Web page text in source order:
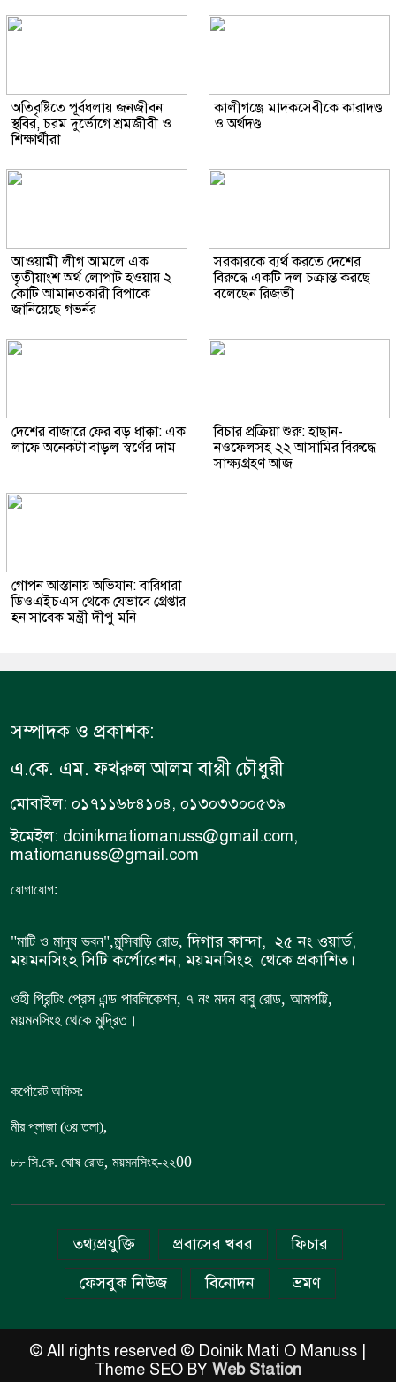
অতিবৃষ্টিতে পূর্বধলায় জনজীবন
স্থবির, চরম দুর্ভোগে শ্রমজীবী ও
শিক্ষার্থীরা
কালীগঞ্জে মাদকসেবীকে কারাদণ্ড
ও অর্থদণ্ড
আওয়ামী লীগ আমলে এক
তৃতীয়াংশ অর্থ লোপাট হওয়ায় ২
কোটি আমানতকারী বিপাকে
জানিয়েছে গভর্নর
সরকারকে ব্যর্থ করতে দেশের
বিরুদ্ধে একটি দল চক্রান্ত করছে
বলেছেন রিজভী
দেশের বাজারে ফের বড় ধাক্কা: এক
লাফে অনেকটা বাড়ল স্বর্ণের দাম
বিচার প্রক্রিয়া শুরু: হাছান-
নওফেলসহ ২২ আসামির বিরুদ্ধে
সাক্ষ্যগ্রহণ আজ
গোপন আস্তানায় অভিযান: বারিধারা
ডিওএইচএস থেকে যেভাবে গ্রেপ্তার
হন সাবেক মন্ত্রী দীপু মনি
সম্পাদক ও প্রকাশক:
এ.কে. এম. ফখরুল আলম বাপ্পী চৌধুরী
মোবাইল: ০১৭১১৬৮৪১০৪, ০১৩০৩৩০০৫৩৯
ইমেইল: doinikmatiomanuss@gmail.com,
matiomanuss@gmail.com
যোগাযোগ:
"মাটি ও মানুষ ভবন",মুন্সিবাড়ি রোড, দিগার কান্দা, ২৫ নং ওয়ার্ড,
ময়মনসিংহ সিটি কর্পোরেশন, ময়মনসিংহ থেকে প্রকাশিত।
ওহী প্রিন্টিং প্রেস এন্ড পাবলিকেশন, ৭ নং মদন বাবু রোড, আমপট্টি,
ময়মনসিংহ থেকে মুদ্রিত।
কর্পোরেট অফিস:
মীর প্লাজা (৩য় তলা),
৮৮ সি.কে. ঘোষ রোড, ময়মনসিংহ-২২00
তথ্যপ্রযুক্তি প্রবাসের খবর
ফিচার
ফেসবুক নিউজ
বিনোদন ভ্রমণ
© All rights reserved © Doinik Mati O Manuss |
Theme SEO BY Web Station